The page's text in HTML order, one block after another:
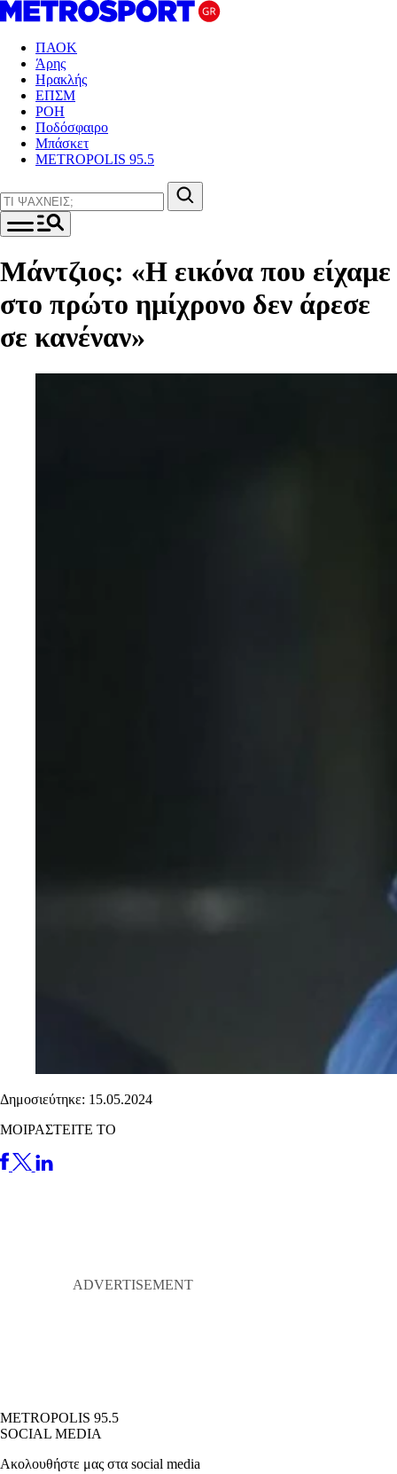
ΠΑΟΚ
Άρης
Ηρακλής
ΕΠΣΜ
ΡΟΗ
Ποδόσφαιρο
Μπάσκετ
METROPOLIS 95.5
Μάντζιος: «Η εικόνα που είχαμε
στο πρώτο ημίχρονο δεν άρεσε
σε κανέναν»
Δημοσιεύτηκε: 15.05.2024
ΜΟΙΡΑΣΤΕΙΤΕ ΤΟ
METROPOLIS 95.5
SOCIAL MEDIA
Ακολουθήστε μας στα social media